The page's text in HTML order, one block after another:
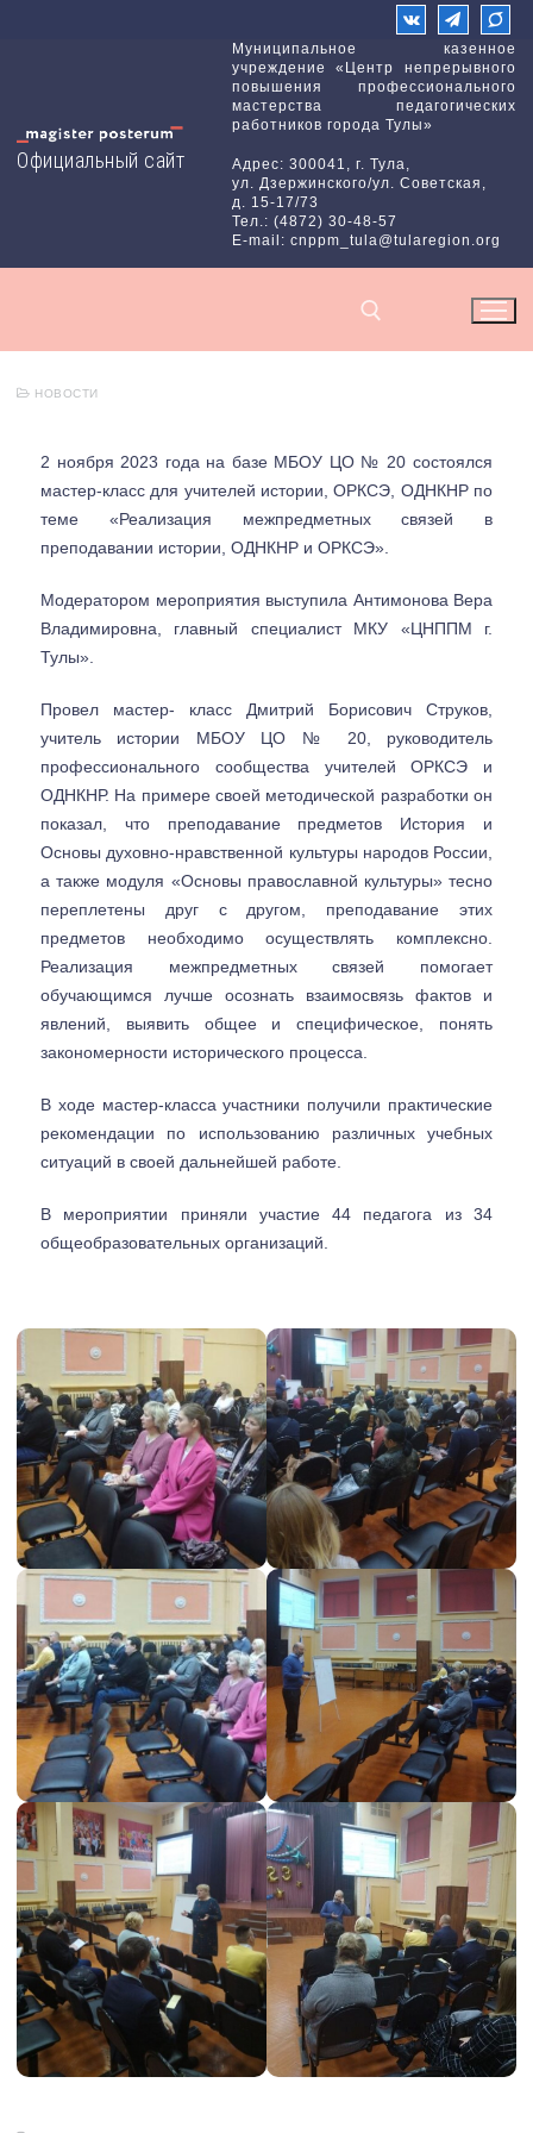
Официальный сайт
Муниципальное казенное
учреждение «Центр непрерывного
повышения профессионального
мастерства педагогических
работников города Тулы»
Адрес: 300041, г. Тула,
ул. Дзержинского/ул. Советская,
д. 15-17/73
Тел.: (4872) 30-48-57
E-mail: cnppm_tula@tularegion.org
НОВОСТИ
2 ноября 2023 года на базе МБОУ ЦО № 20 состоялся
мастер-класс для учителей истории, ОРКСЭ, ОДНКНР по
теме «Реализация межпредметных связей в
преподавании истории, ОДНКНР и ОРКСЭ».
Модератором мероприятия выступила Антимонова Вера
Владимировна, главный специалист МКУ «ЦНППМ г.
Тулы».
Провел мастер- класс Дмитрий Борисович Струков,
учитель истории МБОУ ЦО № 20, руководитель
профессионального сообщества учителей ОРКСЭ и
ОДНКНР. На примере своей методической разработки он
показал, что преподавание предметов История и
Основы духовно-нравственной культуры народов России,
а также модуля «Основы православной культуры» тесно
переплетены друг с другом, преподавание этих
предметов необходимо осуществлять комплексно.
Реализация межпредметных связей помогает
обучающимся лучше осознать взаимосвязь фактов и
явлений, выявить общее и специфическое, понять
закономерности исторического процесса.
В ходе мастер-класса участники получили практические
рекомендации по использованию различных учебных
ситуаций в своей дальнейшей работе.
В мероприятии приняли участие 44 педагога из 34
общеобразовательных организаций.